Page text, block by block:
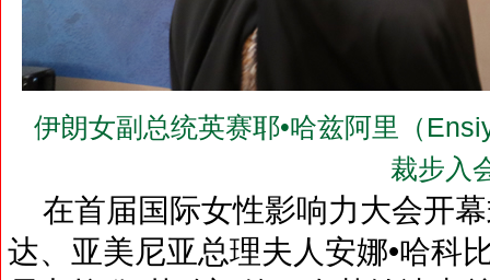
伊朗女副总统英赛耶•哈兹阿里（
裁步入
在首届国际女性影响力大会开
达、亚美尼亚总理夫人安娜•哈科